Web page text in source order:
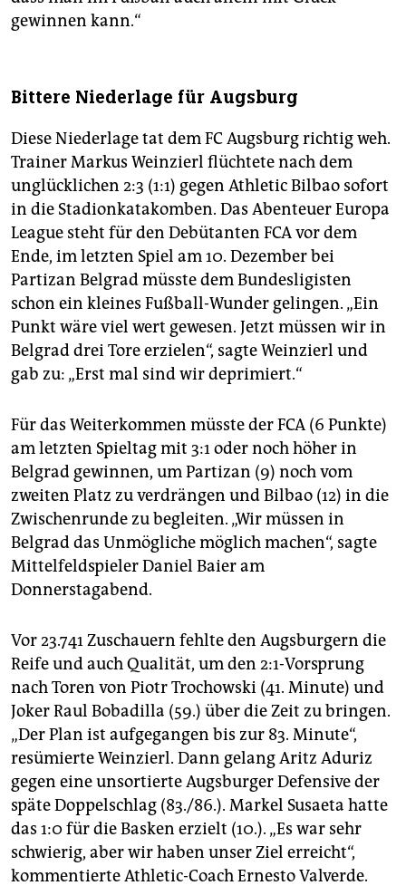
gewinnen kann.“
Bittere Niederlage für Augsburg
Diese Niederlage tat dem FC Augsburg richtig weh.
Trainer Markus Weinzierl flüchtete nach dem
unglücklichen 2:3 (1:1) gegen Athletic Bilbao sofort
in die Stadionkatakomben. Das Abenteuer Europa
League steht für den Debütanten FCA vor dem
Ende, im letzten Spiel am 10. Dezember bei
Partizan Belgrad müsste dem Bundesligisten
schon ein kleines Fußball-Wunder gelingen. „Ein
Punkt wäre viel wert gewesen. Jetzt müssen wir in
Belgrad drei Tore erzielen“, sagte Weinzierl und
gab zu: „Erst mal sind wir deprimiert.“
Für das Weiterkommen müsste der FCA (6 Punkte)
am letzten Spieltag mit 3:1 oder noch höher in
Belgrad gewinnen, um Partizan (9) noch vom
zweiten Platz zu verdrängen und Bilbao (12) in die
Zwischenrunde zu begleiten. „Wir müssen in
Belgrad das Unmögliche möglich machen“, sagte
Mittelfeldspieler Daniel Baier am
Donnerstagabend.
Vor 23.741 Zuschauern fehlte den Augsburgern die
Reife und auch Qualität, um den 2:1-Vorsprung
nach Toren von Piotr Trochowski (41. Minute) und
Joker Raul Bobadilla (59.) über die Zeit zu bringen.
„Der Plan ist aufgegangen bis zur 83. Minute“,
resümierte Weinzierl. Dann gelang Aritz Aduriz
gegen eine unsortierte Augsburger Defensive der
späte Doppelschlag (83./86.). Markel Susaeta hatte
das 1:0 für die Basken erzielt (10.). „Es war sehr
schwierig, aber wir haben unser Ziel erreicht“,
kommentierte Athletic-Coach Ernesto Valverde.